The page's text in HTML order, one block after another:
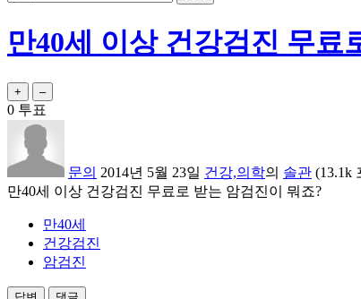
만40세 이상 건강검진 무료
0 투표
문의 2014년 5월 23일 건강,의학의 솔관 (13.1k
만40세 이상 건강검진 무료로 받는 암검진이 뭐죠?
만40세
건강검진
암검진